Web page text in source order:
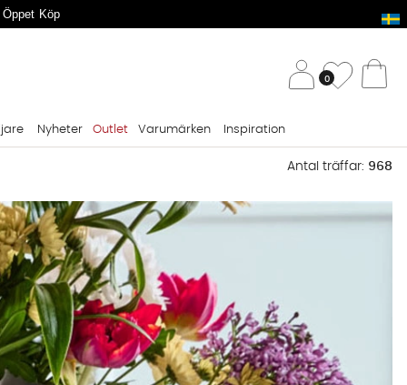
Köp
0
Nyheter Outlet Varumärken Inspiration
Antal träffar: 968